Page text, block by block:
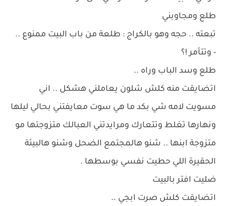
طلع ومجاوبني
تبعته .. حجه وهو بالكراج : طلعة من باب البيت ممنوع ..
- وتتأمر !؟
طلع وسد الباب وراه ..
اتضايقت منه كلش شلون يعاملني هشكل .. اني
مسويت لامه شي بكد ما هي سوت معايفتني بحالي ليلها
ونهارها تغلط وتتعارك ومرايدتني العبالك متزوجتها مو
متزوجة ابنها .. شنو هالمجتمع الضحل وشنو هالبيئة
الحقيرة اللي حطيت نفسي بوسطها .
ضليت افتر بالبيت
اتضايقت كلش صرت ابجي ..